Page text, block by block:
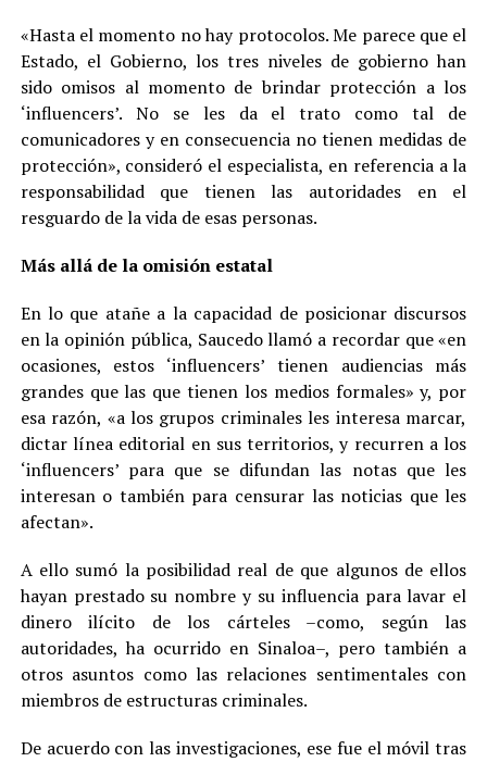
«Hasta el momento no hay protocolos. Me parece que el
Estado, el Gobierno, los tres niveles de gobierno han
sido omisos al momento de brindar protección a los
‘influencers’. No se les da el trato como tal de
comunicadores y en consecuencia no tienen medidas de
protección», consideró el especialista, en referencia a la
responsabilidad que tienen las autoridades en el
resguardo de la vida de esas personas.
Más allá de la omisión estatal
En lo que atañe a la capacidad de posicionar discursos
en la opinión pública, Saucedo llamó a recordar que «en
ocasiones, estos ‘influencers’ tienen audiencias más
grandes que las que tienen los medios formales» y, por
esa razón, «a los grupos criminales les interesa marcar,
dictar línea editorial en sus territorios, y recurren a los
‘influencers’ para que se difundan las notas que les
interesan o también para censurar las noticias que les
afectan».
A ello sumó la posibilidad real de que algunos de ellos
hayan prestado su nombre y su influencia para lavar el
dinero ilícito de los cárteles –como, según las
autoridades, ha ocurrido en Sinaloa–, pero también a
otros asuntos como las relaciones sentimentales con
miembros de estructuras criminales.
De acuerdo con las investigaciones, ese fue el móvil tras